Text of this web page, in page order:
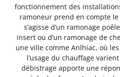
fonctionnement des
ramoneur prend en compte le
s’agisse d’un ramonage
insert ou d’un ramonage de
une ville comme Anlhiac, où
l’usage du chauffage
débistrage apporte une